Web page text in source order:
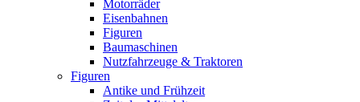
Motorräder
Eisenbahnen
Figuren
Baumaschinen
Nutzfahrzeuge & Traktoren
Figuren
Antike und Frühzeit